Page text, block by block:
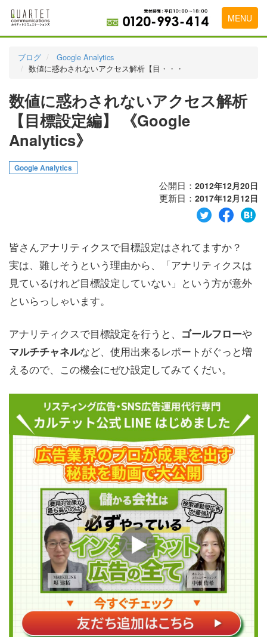
MENU
料金表
実績・お客様の声
初めて導入をお考えの方
代理店の乗り換えをお考えの方
広告代理店・HP制作会社様へ
お問い合わせ
ブログ
Google Analytics
数値に惑わされないアクセス解析【目・・・
数値に惑わされないアクセス解析
【目標設定編】 《Google
Analytics》
Google Analytics
公開日： 2012年12月20日
更新日： 2017年12月12日
皆さんアナリティクスで目標設定はされてますか？
実は、難しそうという理由から、「アナリティクスは
見ているけれど目標設定していない」という方が意外
といらっしゃいます。
アナリティクスで目標設定を行うと、 ゴールフローや
マルチチャネルなど、使用出来るレポートがぐっと増
えるので、この機会にぜひ設定してみてくだい。